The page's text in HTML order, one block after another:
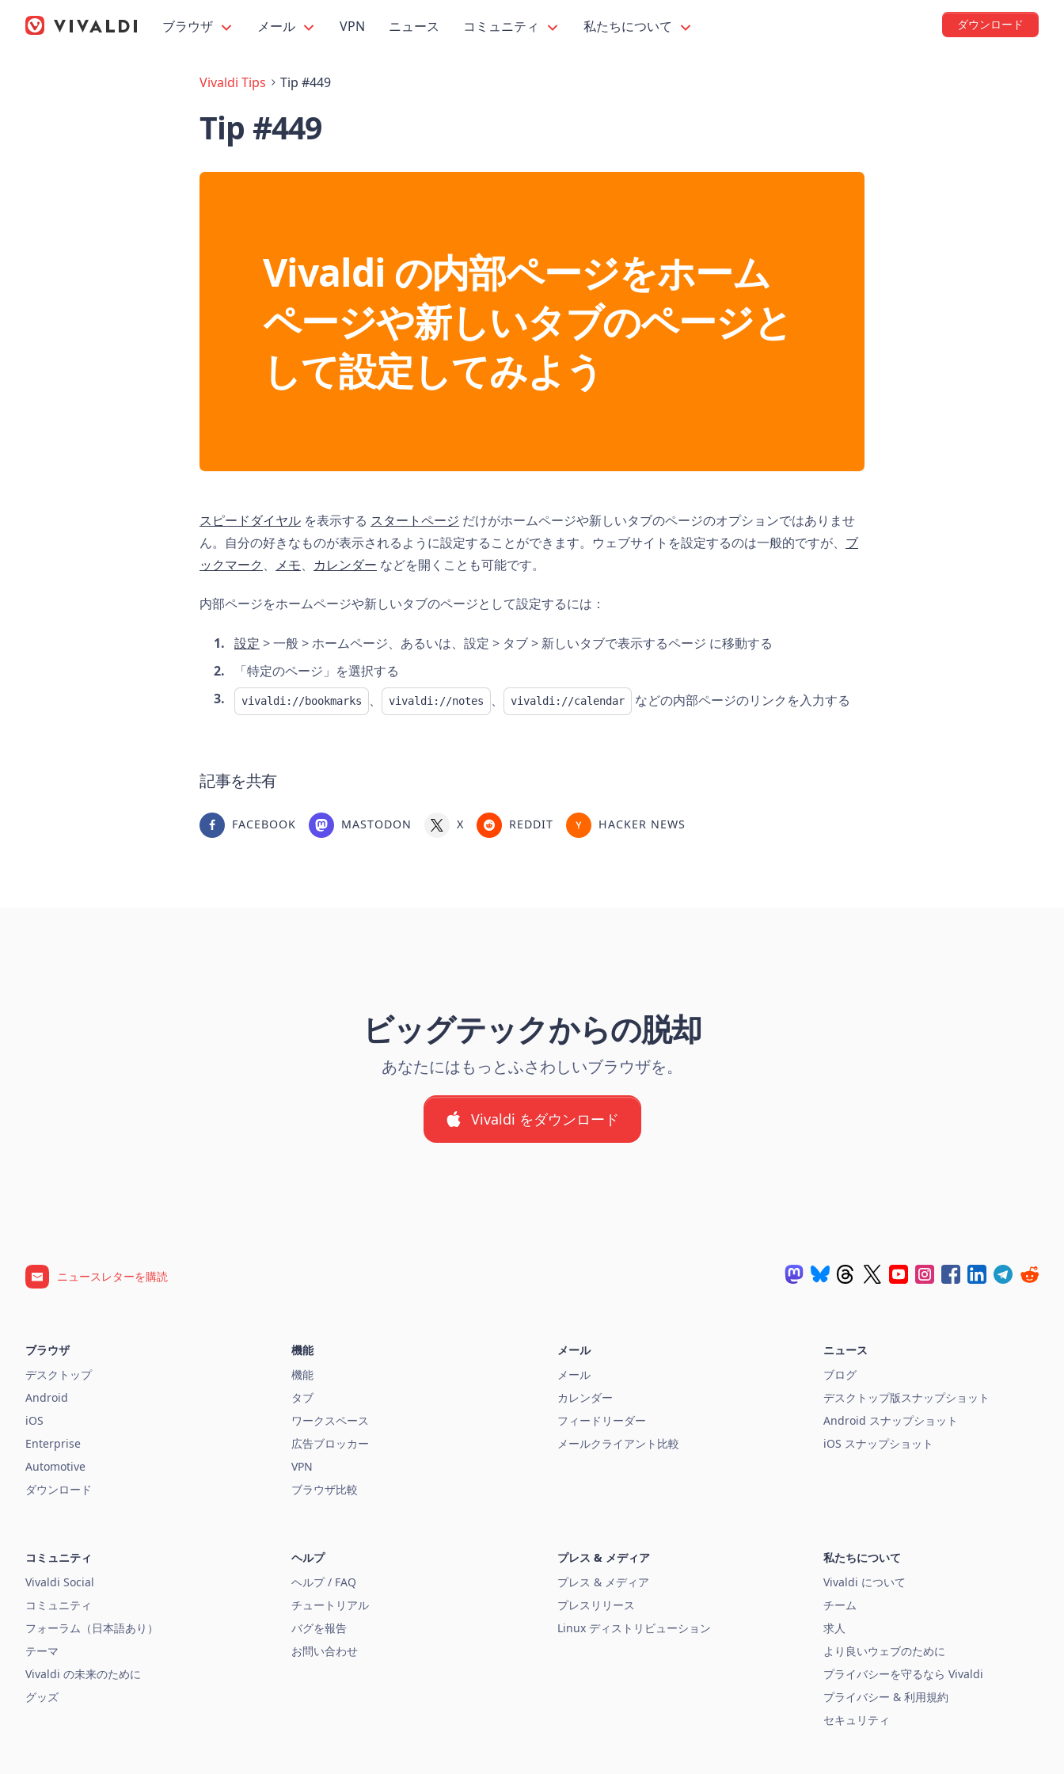
ブラウザ メール VPN ニュース コミュニティ 私たちについて ダウンロード
Vivaldi Tips Tip #449
Tip #449
Vivaldi の内部ページをホーム
ページや新しいタブのページと
して設定してみよう
スピードダイヤル を表示する スタートページ だけがホームページや新しいタブのページのオプションではありませ
ん。自分の好きなものが表示されるように設定することができます。ウェブサイトを設定するのは一般的ですが、 ブ
ックマーク 、 メモ、 カレンダー などを開くことも可能です。
内部ページをホームページや新しいタブのページとして設定するには：
設定 > 一般 > ホームページ、あるいは、設定 > タブ > 新しいタブで表示するページ に移動する
「特定のページ」を選択する
vivaldi://bookmarks 、 vivaldi://notes 、 vivaldi://calendar などの内部ページのリンクを入力する
記事を共有
FACEBOOK MASTODON X REDDIT HACKER NEWS
ビッグテックからの脱却
あなたにはもっとふさわしいブラウザを。
Vivaldi をダウンロード
ニュースレターを購読
ブラウザ
デスクトップ
Android
iOS
Enterprise
Automotive
ダウンロード
機能
機能
タブ
ワークスペース
広告ブロッカー
VPN
ブラウザ比較
メール
メール
カレンダー
フィードリーダー
メールクライアント比較
ニュース
ブログ
デスクトップ版スナップショット
Android スナップショット
iOS スナップショット
コミュニティ
Vivaldi Social
コミュニティ
フォーラム（日本語あり）
テーマ
Vivaldi の未来のために
グッズ
ヘルプ
ヘルプ / FAQ
チュートリアル
バグを報告
お問い合わせ
プレス & メディア
プレス & メディア
プレスリリース
Linux ディストリビューション
私たちについて
Vivaldi について
チーム
求人
より良いウェブのために
プライバシーを守るなら Vivaldi
プライバシー & 利用規約
セキュリティ